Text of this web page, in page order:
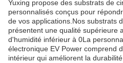
Yuxing propose des substrats de
personnalisés conçus pour
de vos applications.Nos substrats
présentent une qualité supérieure
d'humidité inférieur à 0La
électronique EV Power comprend
intérieur qui améliorent la